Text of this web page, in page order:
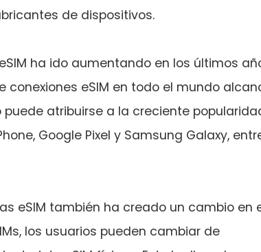
de dispositivos.
ha ido aumentando en los últimos
conexiones eSIM en todo el mundo
puede atribuirse a la creciente
Google Pixel y Samsung Galaxy,
eSIM también ha creado un cambio en
los usuarios pueden cambiar de